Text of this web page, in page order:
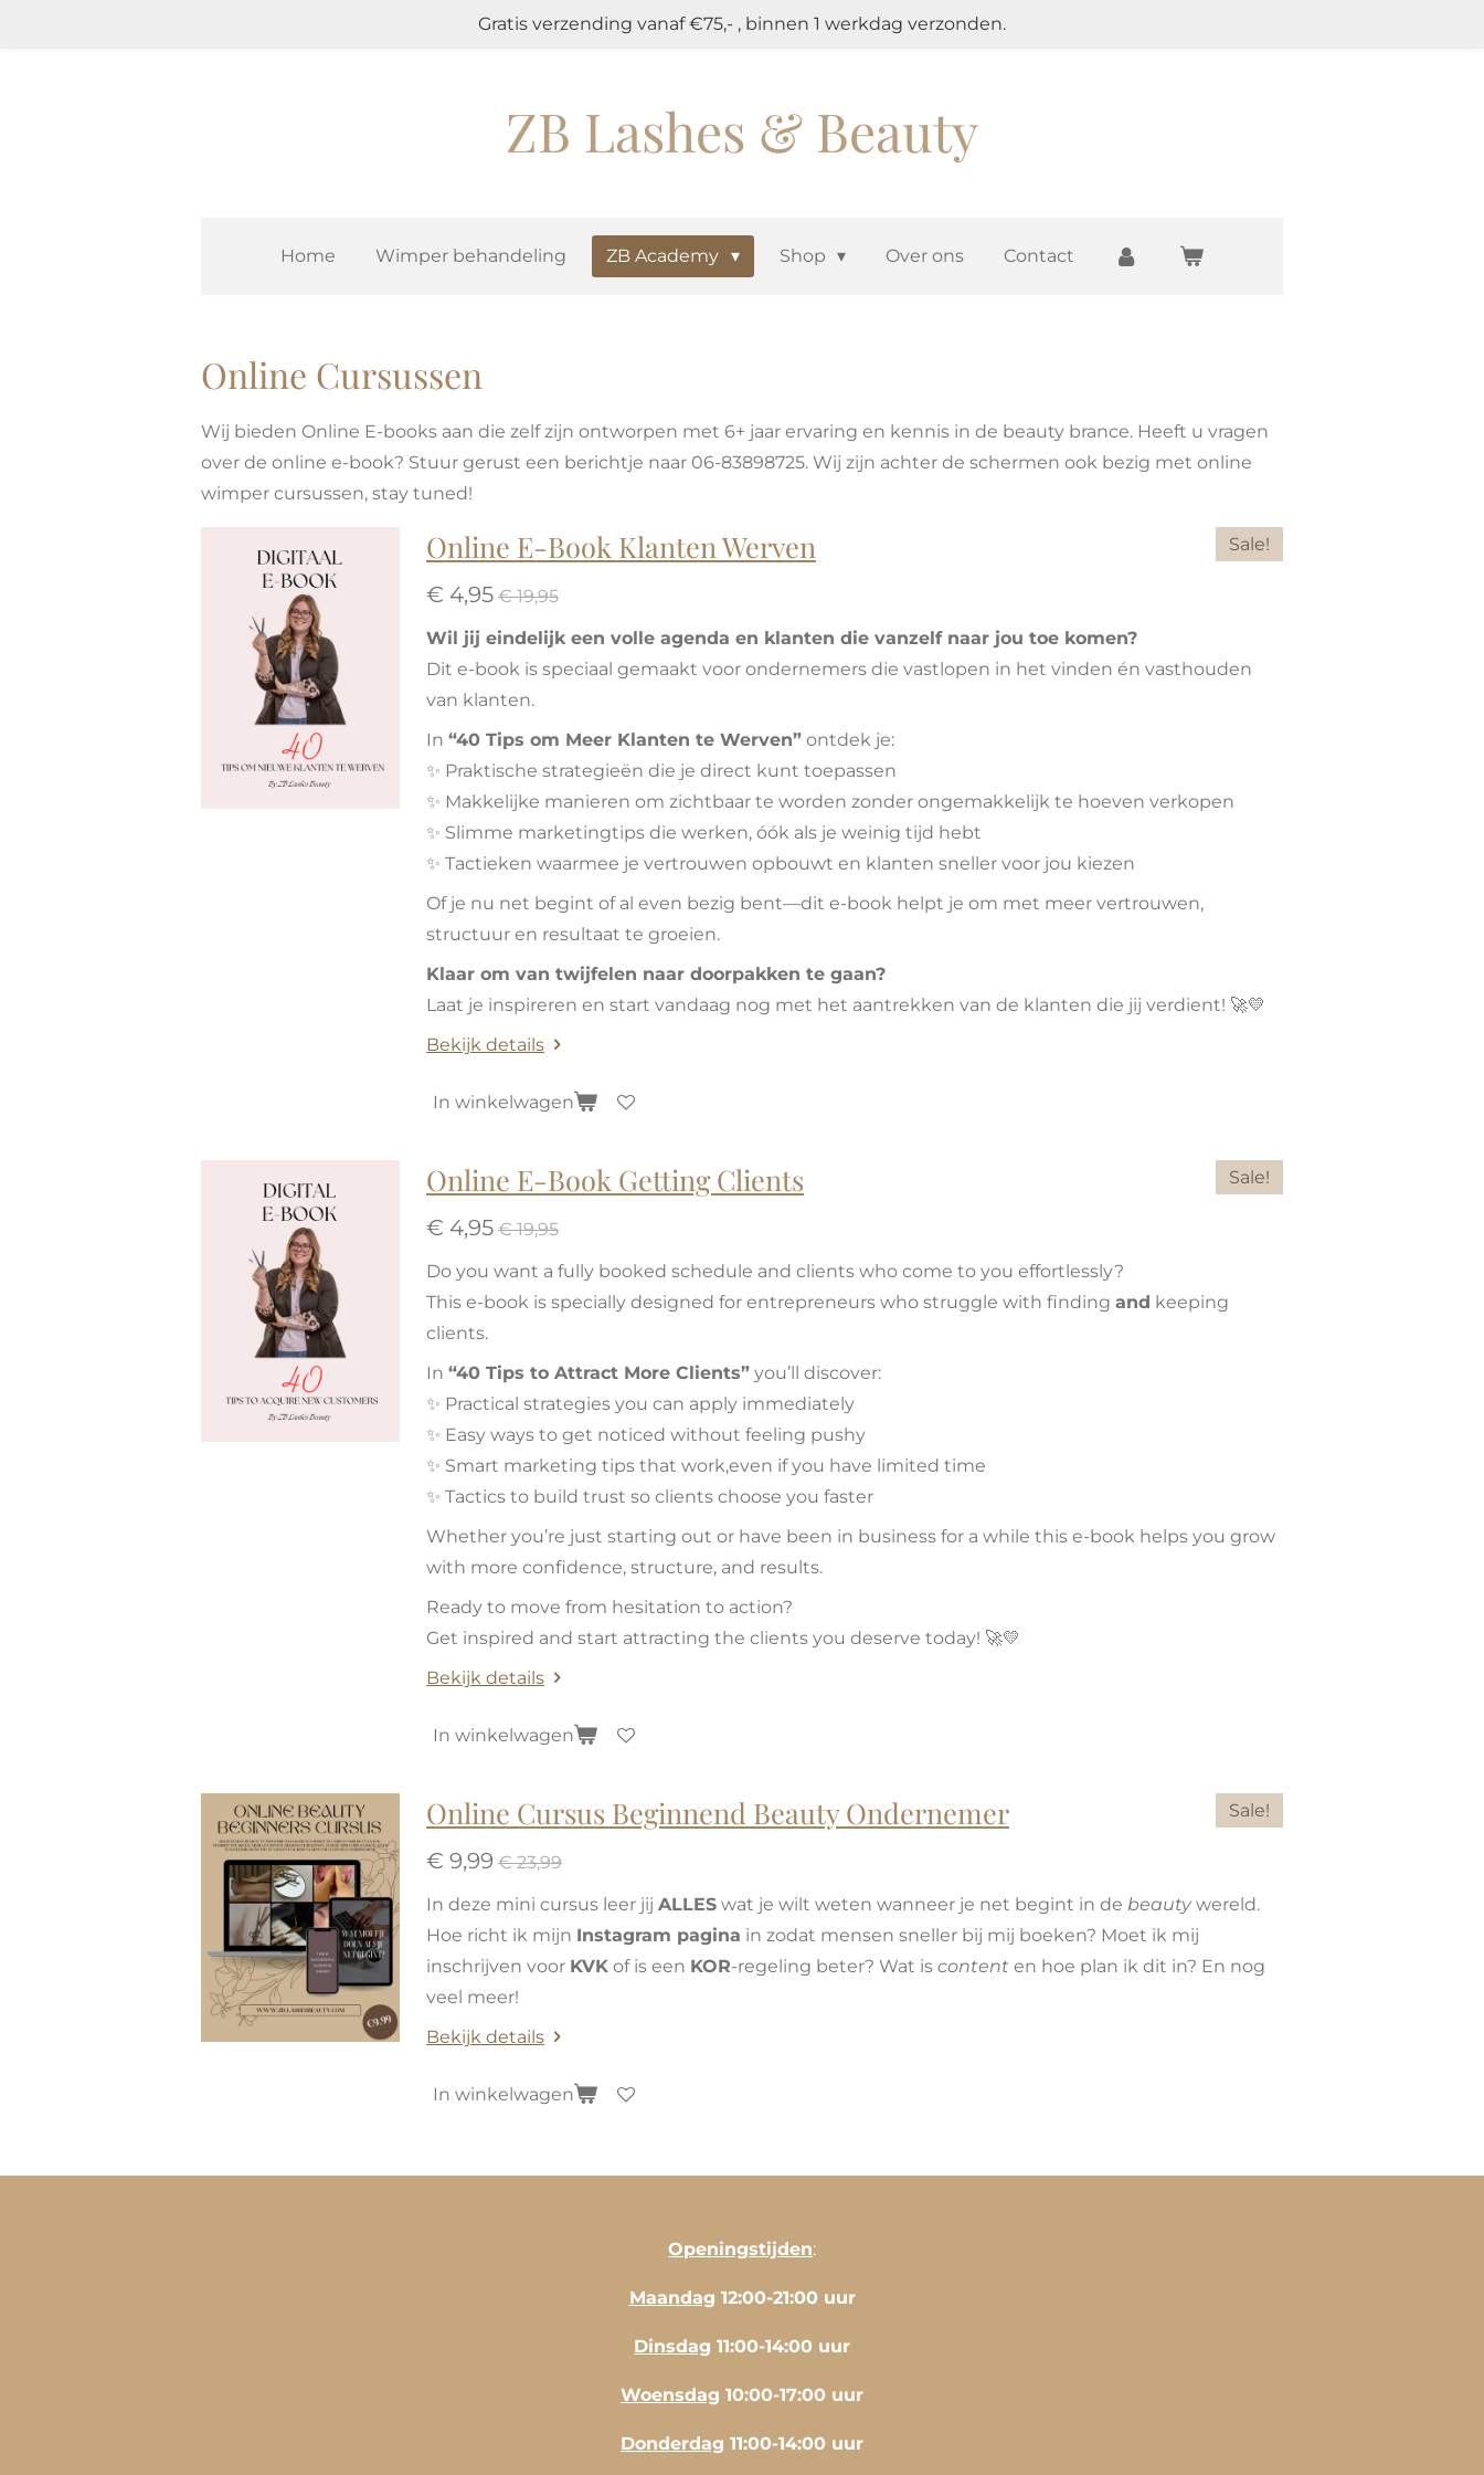
Gratis verzending vanaf €75,- , binnen 1 werkdag verzonden.
ZB Lashes & Beauty
Home Wimper behandeling ZB Academy Shop Over ons Contact
Online Cursussen
Wij bieden Online E-books aan die zelf zijn ontworpen met 6+ jaar ervaring en kennis in de beauty brance. Heeft u vragen
over de online e-book? Stuur gerust een berichtje naar 06-83898725. Wij zijn achter de schermen ook bezig met online
wimper cursussen, stay tuned!
Sale!
Online E-Book Klanten Werven
€ 4,95 € 19,95
Wil jij eindelijk een volle agenda en klanten die vanzelf naar jou toe komen?
Dit e-book is speciaal gemaakt voor ondernemers die vastlopen in het vinden én vasthouden
van klanten.
In “40 Tips om Meer Klanten te Werven” ontdek je:
✨ Praktische strategieën die je direct kunt toepassen
✨ Makkelijke manieren om zichtbaar te worden zonder ongemakkelijk te hoeven verkopen
✨ Slimme marketingtips die werken, óók als je weinig tijd hebt
✨ Tactieken waarmee je vertrouwen opbouwt en klanten sneller voor jou kiezen
Of je nu net begint of al even bezig bent—dit e-book helpt je om met meer vertrouwen,
structuur en resultaat te groeien.
Klaar om van twijfelen naar doorpakken te gaan?
Laat je inspireren en start vandaag nog met het aantrekken van de klanten die jij verdient! 🚀💛
Bekijk details
In winkelwagen
Sale!
Online E-Book Getting Clients
€ 4,95 € 19,95
Do you want a fully booked schedule and clients who come to you effortlessly?
This e-book is specially designed for entrepreneurs who struggle with finding and keeping
clients.
In “40 Tips to Attract More Clients” you’ll discover:
✨ Practical strategies you can apply immediately
✨ Easy ways to get noticed without feeling pushy
✨ Smart marketing tips that work,even if you have limited time
✨ Tactics to build trust so clients choose you faster
Whether you’re just starting out or have been in business for a while this e-book helps you grow
with more confidence, structure, and results.
Ready to move from hesitation to action?
Get inspired and start attracting the clients you deserve today! 🚀💛
Bekijk details
In winkelwagen
Sale!
Online Cursus Beginnend Beauty Ondernemer
€ 9,99 € 23,99
In deze mini cursus leer jij ALLES wat je wilt weten wanneer je net begint in de beauty wereld.
Hoe richt ik mijn Instagram pagina in zodat mensen sneller bij mij boeken? Moet ik mij
inschrijven voor KVK of is een KOR-regeling beter? Wat is content en hoe plan ik dit in? En nog
veel meer!
Bekijk details
In winkelwagen
Openingstijden:
Maandag 12:00-21:00 uur
Dinsdag 11:00-14:00 uur
Woensdag 10:00-17:00 uur
Donderdag 11:00-14:00 uur